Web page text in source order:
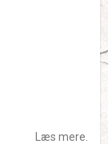
Læs mere.